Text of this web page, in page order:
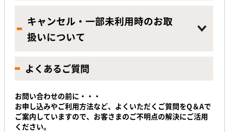
キャンセル・一部未利用時のお取
扱いについて
よくあるご質問
お問い合わせの前に・・・
お申し込みやご利用方法など、よくいただくご質問をQ＆Aで
ご案内していますので、お客さまのご不明点の解決にご活用
ください。